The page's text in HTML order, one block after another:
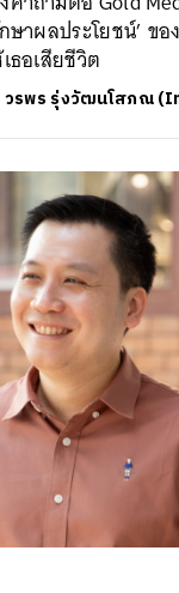
าผลประโยชน์’ ข
ธอเสียชีวิต
วรพร รุ่งวัฒนโสภณ
TWEET